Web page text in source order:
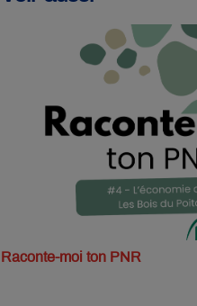
Raconte-moi ton PNR